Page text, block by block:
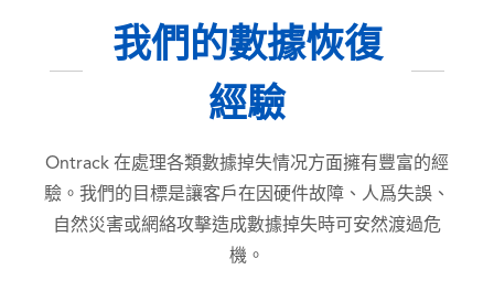
我們的數據恢復
經驗
Ontrack 在處理各類數據掉失情况方面擁有豐富的經
驗。我們的目標是讓客戶在因硬件故障、人爲失誤、
自然災害或網絡攻擊造成數據掉失時可安然渡過危
機。